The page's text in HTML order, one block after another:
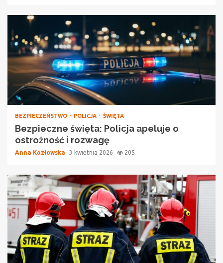
BEZPIECZEŃSTWO POLICJA ŚWIĘTA
Bezpieczne święta: Policja apeluje o
ostrożność i rozwagę
Anna Kozłowska 3 kwietnia 2026 205